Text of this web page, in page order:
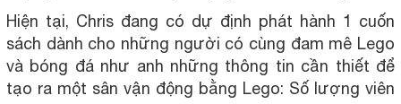
Hiện tại, Chris đang có dự định phát hành 1 cuốn
sách dành cho những người có cùng đam mê Lego
và bóng đá như anh những thông tin cần thiết để
tạo ra một sân vận động bằng Lego: Số lượng viên